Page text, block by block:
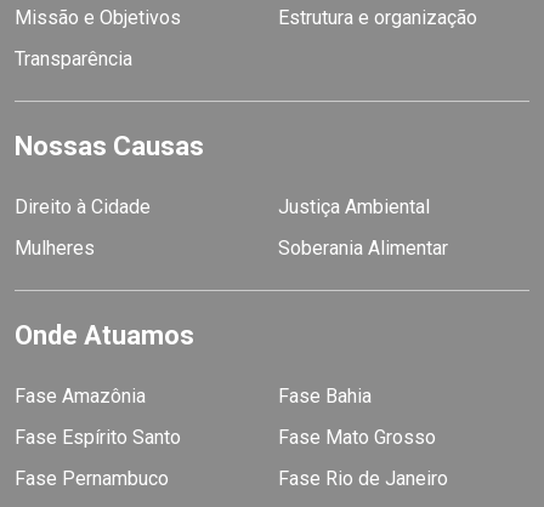
Missão e Objetivos
Estrutura e organização
Transparência
Nossas Causas
Direito à Cidade
Justiça Ambiental
Mulheres
Soberania Alimentar
Onde Atuamos
Fase Amazônia
Fase Bahia
Fase Espírito Santo
Fase Mato Grosso
Fase Pernambuco
Fase Rio de Janeiro